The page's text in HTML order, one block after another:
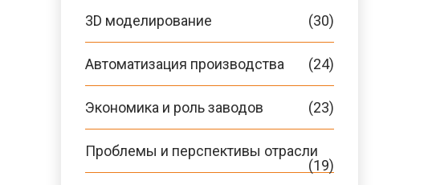
3D моделирование (30)
Автоматизация производства (24)
Экономика и роль заводов (23)
Проблемы и перспективы отрасли
(19)